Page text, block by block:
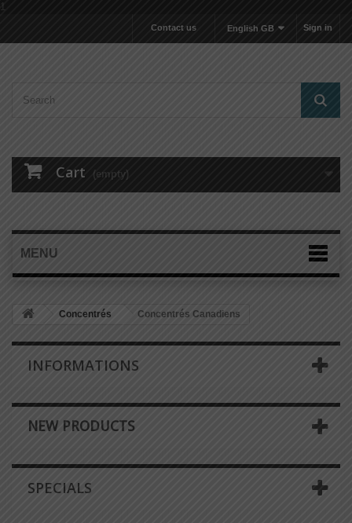
1
Sign in
English GB
Contact us
Cart (empty)
MENU
Concentrés Concentrés Canadiens
INFORMATIONS
NEW PRODUCTS
SPECIALS